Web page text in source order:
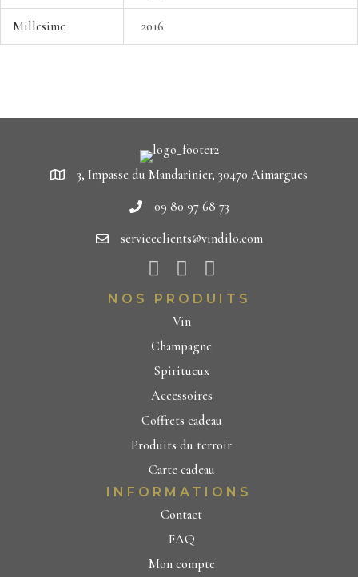
Millesime 2016
3, Impasse du Mandarinier, 30470 Aimargues
09 80 97 68 73
serviceclients@vindilo.com
NOS PRODUITS
Vin
Champagne
Spiritueux
Accessoires
Coffrets cadeau
Produits du terroir
Carte cadeau
INFORMATIONS
Contact
FAQ
Mon compte